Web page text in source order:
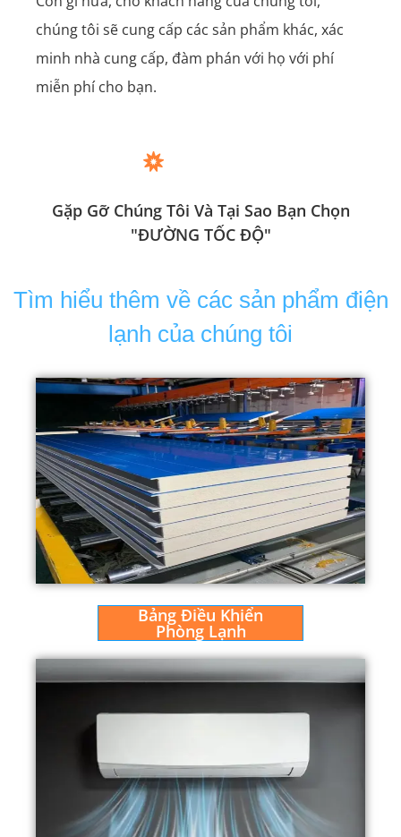
chúng tôi sẽ cung cấp các sản phẩm khác, xác
minh nhà cung cấp, đàm phán với họ với phí
miễn phí cho bạn.
Gặp Gỡ Chúng Tôi Và Tại Sao Bạn Chọn
"ĐƯỜNG TỐC ĐỘ"
Tìm hiểu thêm về các sản phẩm điện
lạnh của chúng tôi
Bảng Điều Khiển
Phòng Lạnh